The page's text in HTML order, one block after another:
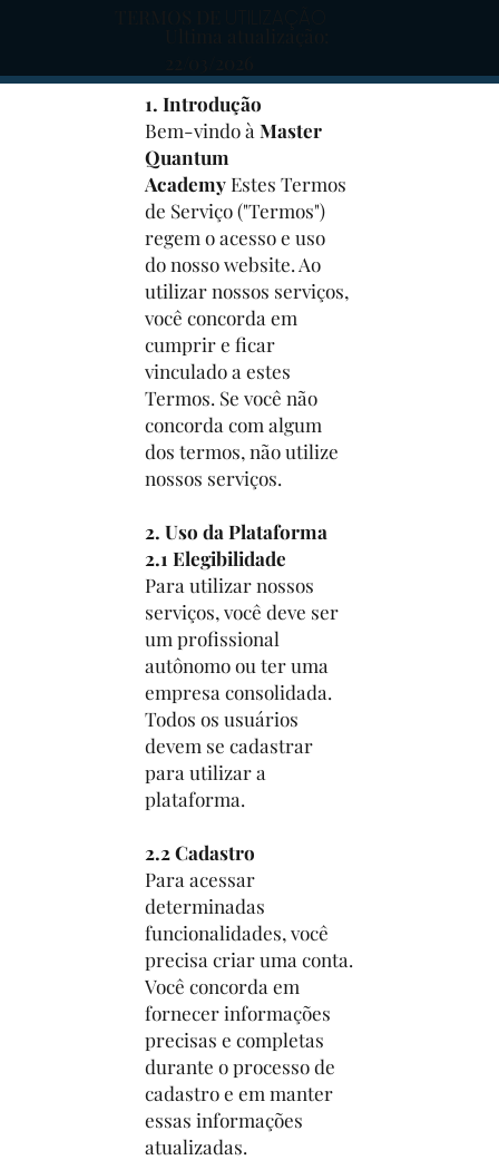
1. Introdução
Bem-vindo à Master
Quantum
AcademyEstes Termos
de Serviço ("Termos")
regem o acesso e uso
do nosso website. Ao
utilizar nossos serviços,
você concorda em
cumprir e ficar
vinculado a estes
Termos. Se você não
concorda com algum
dos termos, não utilize
nossos serviços.
2. Uso da Plataforma
2.1 Elegibilidade
Para utilizar nossos
serviços, você deve ser
um profissional
autônomo ou ter uma
empresa consolidada.
Todos os usuários
devem se cadastrar
para utilizar a
plataforma.
2.2 Cadastro
Para acessar
determinadas
funcionalidades, você
precisa criar uma conta.
Você concorda em
fornecer informações
precisas e completas
durante o processo de
cadastro e em manter
essas informações
atualizadas.